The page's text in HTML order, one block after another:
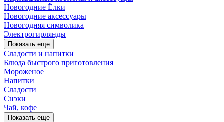
Новогодние Ёлки
Новогодние аксессуары
Новогодняя символика
Электрогирлянды
Показать еще
Сладости и напитки
Блюда быстрого приготовления
Мороженое
Напитки
Сладости
Снэки
Чай, кофе
Показать еще